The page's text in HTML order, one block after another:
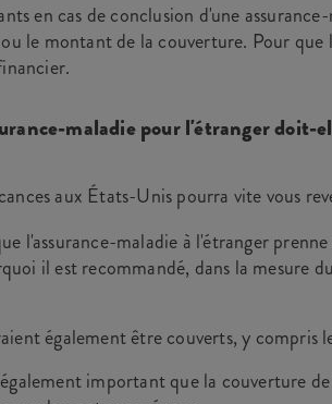
en cas de conclusion d'une
le montant de la couverture. Pour que
maladie pour l'étranger doit-
aux États-Unis pourra vite vous
l'assurance-maladie à l'étranger
il est recommandé, dans la mesure
également être couverts, y compris
important que la couverture